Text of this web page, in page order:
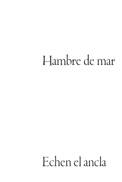
Hambre de mar
Echen el ancla